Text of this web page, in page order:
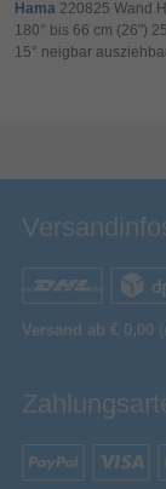
Panel-Montage-
Verpackungstiefe
Verpackungsbreite
Sonstiges
Herstellerartikelnummer
Hama 220825 Wand
180° bis 66 cm (26")
15° neigbar
Versand ab € 0,00